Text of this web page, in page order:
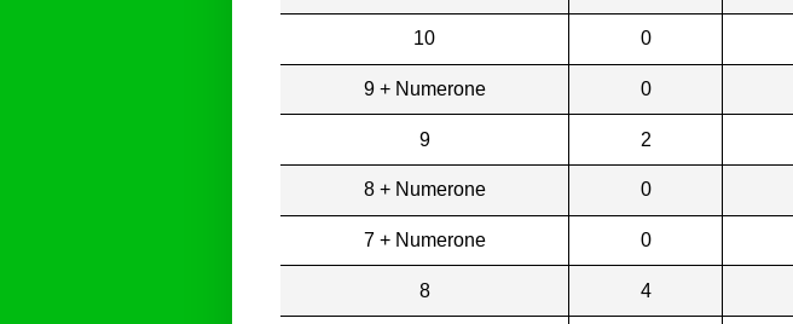
10 0
9 + Numerone 0
9 2
8 + Numerone 0
7 + Numerone 0
8 4